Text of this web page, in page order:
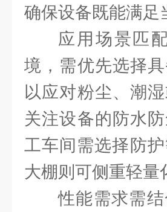
确保设备既能满足
应用场景匹
境，需优先选择
以应对粉尘、潮
关注设备的防水
工车间需选择防
大棚则可侧重轻量
性能需求需